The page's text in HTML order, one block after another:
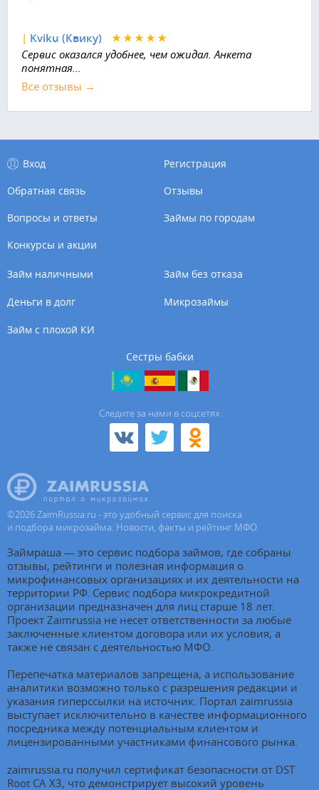
| Kviku (Квику)
Сервис оказался удобнее, чем ожидал. Анкета
понятная...
Все отзывы →
Вход
Регистрация
Обратная связь
Отзывы
Вопросы и ответы
Займы по городам
Конкурсы и акции
Займ наличными Займ без отказа
Деньги в долг Микрозаймы
Займ с плохой КИ
Сестры бабки
Cледите за нами в соцсетях
©2026ZaimRussia.ru - это удобный сервис для поиска
и подбора микрозайма. Новости, факты и рейтинг МФО.
Займраша — это сервис подбора займов, где собраны
отзывы, рейтинги и полезная информация о
микрофинансовых организациях и их деятельности на
территории РФ. Сервис подбора микрокредитной
организации предназначен для лиц старше 18 лет.
Проект Zaimrussia не несет ответственности за любые
заключенные клиентом договора или их условия, а
также не связан с деятельностью МФО.
Перепечатка материалов запрещена, а использование
аналитики возможно только с разрешения редакции и
указания гиперссылки на источник. Портал zaimrussia
выступает исключительно в качестве информационного
посредника между потенциальным клиентом и
лицензированными участниками финансового рынка.
zaimrussia.ru получил сертификат безопасности от DST
Root CA X3, что демонстрирует высокий уровень